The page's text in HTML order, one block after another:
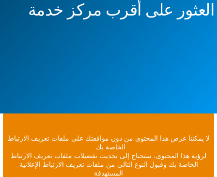
العثور على أقرب مركز خدمة
لا يمكننا عرض هذا المحتوى من دون موافقتك على ملفات تعريف الارتباط
الخاصة بك.
لرؤية هذا المحتوى، ستحتاج إلى تحديث تفضيلات ملفات تعريف الارتباط
الخاصة بك وقبول النوع التالي من ملفات تعريف الارتباط الإعلانية
المستهدفة